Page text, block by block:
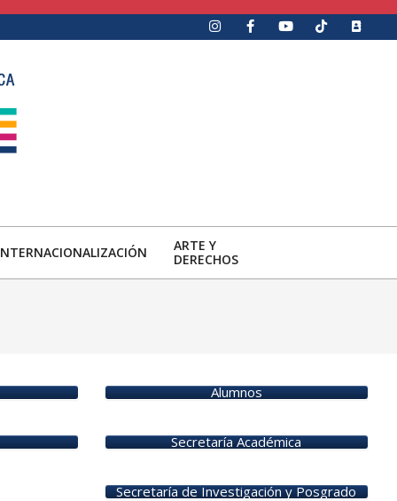
ARTE Y
DERECHOS
Alumnos
Secretaría Académica
Secretaría de Investigación y Posgrado